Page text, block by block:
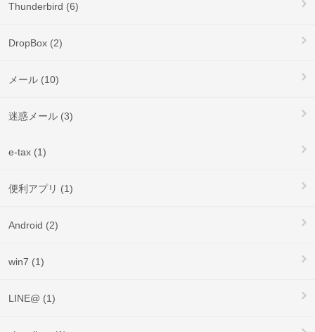
Thunderbird (6)
DropBox (2)
メール (10)
迷惑メール (3)
e-tax (1)
便利アプリ (1)
Android (2)
win7 (1)
LINE@ (1)